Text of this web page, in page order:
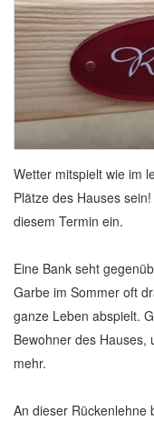
Wetter mitspielt wie im
Plätze des Hauses
diesem Termin ein.
Eine Bank seht
Garbe im Sommer oft
ganze Leben abspielt.
Bewohner des Hauses,
mehr.
An dieser Rückenlehne